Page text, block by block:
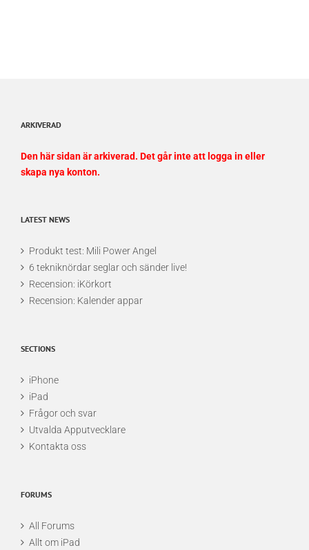
ARKIVERAD
Den här sidan är arkiverad. Det går inte att logga in eller
skapa nya konton.
LATEST NEWS
Produkt test: Mili Power Angel
6 tekniknördar seglar och sänder live!
Recension: iKörkort
Recension: Kalender appar
SECTIONS
iPhone
iPad
Frågor och svar
Utvalda Apputvecklare
Kontakta oss
FORUMS
All Forums
Allt om iPad